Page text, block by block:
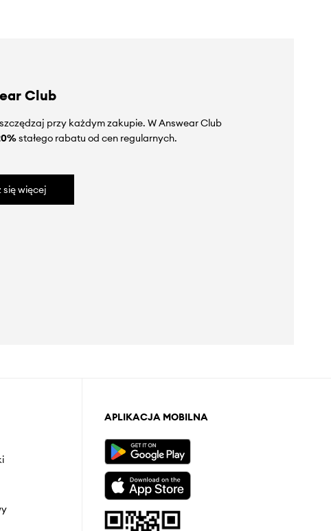
Club
przy każdym zakupie. W Answear Club
stałego rabatu od cen regularnych.
się więcej
APLIKACJA MOBILNA